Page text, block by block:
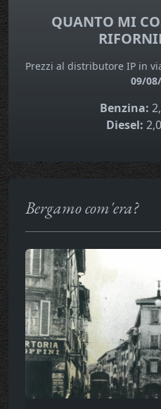
QUANTO MI
Prezzi al distributore IP in
09/
Benzina:
Diesel:
Bergamo com'era?